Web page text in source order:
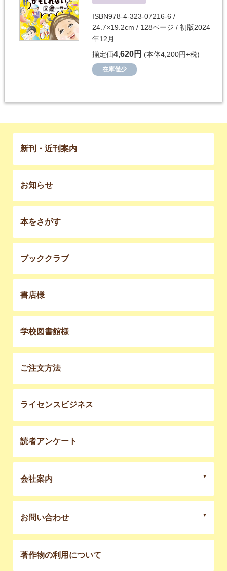
ISBN978-4-323-07216-6 /
24.7×19.2cm / 128ページ / 初版2024
年12月
揃定価4,620円 (本体4,200円+税)
在庫僅少
新刊・近刊案内
お知らせ
本をさがす
ブッククラブ
書店様
学校図書館様
ご注文方法
ライセンスビジネス
読者アンケート
会社案内
お問い合わせ
著作物の利用について